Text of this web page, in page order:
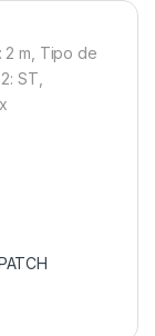
2 m, Tipo de
ST,